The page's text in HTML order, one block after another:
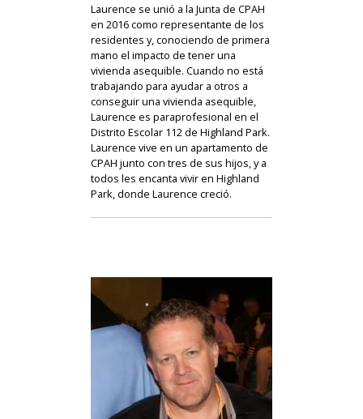
Laurence se unió a la Junta de CPAH
en 2016 como representante de los
residentes y, conociendo de primera
mano el impacto de tener una
vivienda asequible. Cuando no está
trabajando para ayudar a otros a
conseguir una vivienda asequible,
Laurence es paraprofesional en el
Distrito Escolar 112 de Highland Park.
Laurence vive en un apartamento de
CPAH junto con tres de sus hijos, y a
todos les encanta vivir en Highland
Park, donde Laurence creció.